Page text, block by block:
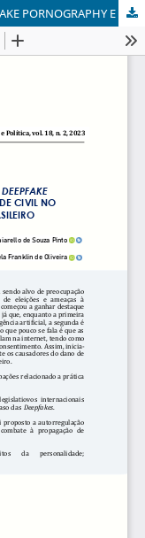
NÃO ACREDITE EM TUDO QUE VÊ: DEEPFAKE PORNOGRAPHY E RESPONSABILIDADE CIVIL NO ORDENAMENTO JURÍDICO BRASILEIRO